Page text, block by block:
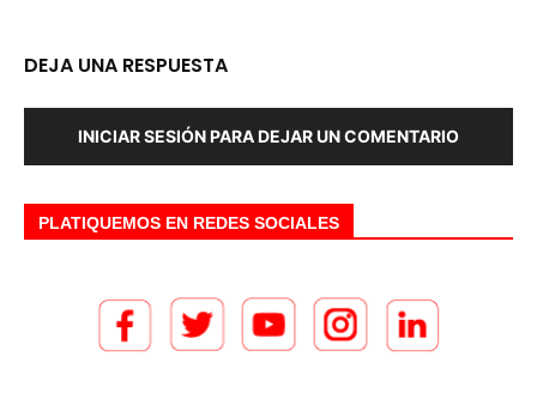
DEJA UNA RESPUESTA
INICIAR SESIÓN PARA DEJAR UN COMENTARIO
PLATIQUEMOS EN REDES SOCIALES